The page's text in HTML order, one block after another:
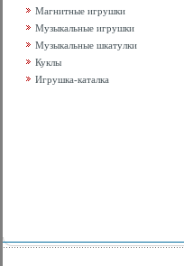
Магнитные игрушки
Музыкальные игрушки
Музыкальные шкатулки
Куклы
Игрушка-каталка